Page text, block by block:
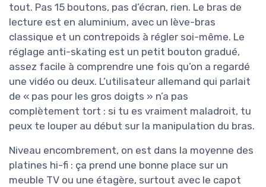
tout. Pas 15 boutons, pas d’écran, rien. Le bras de
lecture est en aluminium, avec un lève-bras
classique et un contrepoids à régler soi-même. Le
réglage anti-skating est un petit bouton gradué,
assez facile à comprendre une fois qu’on a regardé
une vidéo ou deux. L’utilisateur allemand qui parlait
de « pas pour les gros doigts » n’a pas
complètement tort : si tu es vraiment maladroit, tu
peux te louper au début sur la manipulation du bras.
Niveau encombrement, on est dans la moyenne des
platines hi-fi : ça prend une bonne place sur un
meuble TV ou une étagère, surtout avec le capot